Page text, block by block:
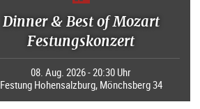
Dinner & Best of Mozart
Festungskonzert
08. Aug. 2026 - 20:30 Uhr
Festung Hohensalzburg, Mönchsberg 34